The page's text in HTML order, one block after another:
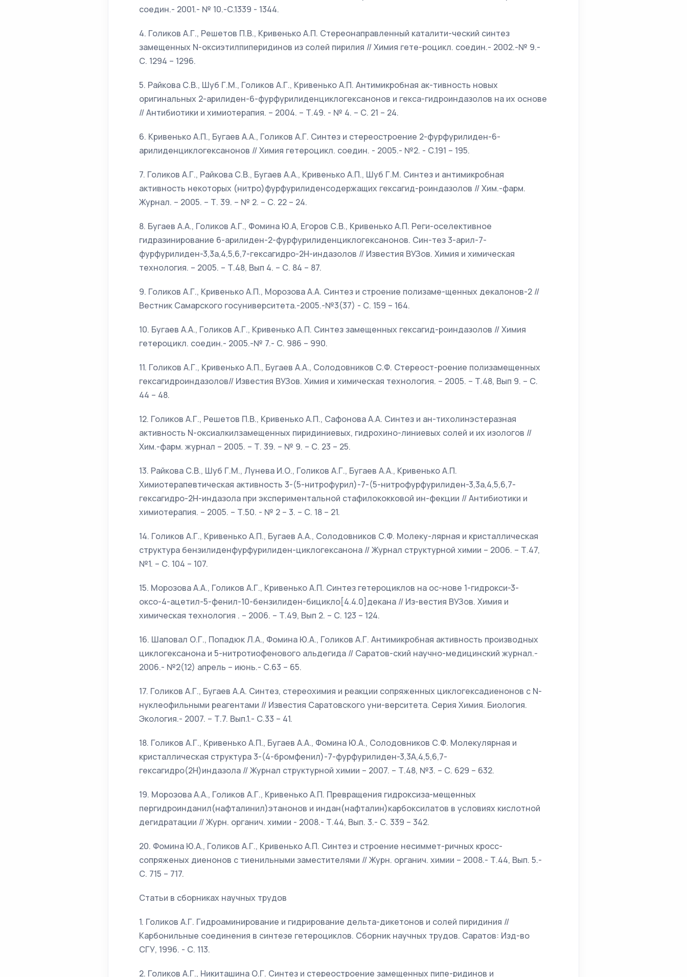
соедин.- 2001.- № 10.-С.1339 - 1344.
4. Голиков А.Г., Решетов П.В., Кривенько А.П. Стереонаправленный каталити-ческий синтез
замещенных N-оксиэтилпиперидинов из солей пирилия // Химия гете-роцикл. соедин.- 2002.-№ 9.-
С. 1294 – 1296.
5. Райкова С.В., Шуб Г.М., Голиков А.Г., Кривенько А.П. Антимикробная ак-тивность новых
оригинальных 2-арилиден-6-фурфурилиденциклогексанонов и гекса-гидроиндазолов на их основе
// Антибиотики и химиотерапия. – 2004. – Т.49. - № 4. – С. 21 – 24.
6. Кривенько А.П., Бугаев А.А., Голиков А.Г. Синтез и стереостроение 2-фурфурилиден-6-
арилиденциклогексанонов // Химия гетероцикл. соедин. - 2005.- №2. - С.191 – 195.
7. Голиков А.Г., Райкова С.В., Бугаев А.А., Кривенько А.П., Шуб Г.М. Синтез и антимикробная
активность некоторых (нитро)фурфурилиденсодержащих гексагид-роиндазолов // Хим.-фарм.
Журнал. – 2005. – Т. 39. – № 2. – С. 22 – 24.
8. Бугаев А.А., Голиков А.Г., Фомина Ю.А, Егоров С.В., Кривенько А.П. Реги-оселективное
гидразинирование 6-арилиден-2-фурфурилиденциклогексанонов. Син-тез 3-арил-7-
фурфурилиден-3,3а,4,5,6,7-гексагидро-2Н-индазолов // Известия ВУЗов. Химия и химическая
технология. – 2005. – Т.48, Вып 4. – С. 84 – 87.
9. Голиков А.Г., Кривенько А.П., Морозова А.А. Синтез и строение полизаме-щенных декалонов-2 //
Вестник Самарского госуниверситета.-2005.-№3(37) - С. 159 – 164.
10. Бугаев А.А., Голиков А.Г., Кривенько А.П. Синтез замещенных гексагид-роиндазолов // Химия
гетероцикл. соедин.- 2005.-№ 7.- С. 986 – 990.
11. Голиков А.Г., Кривенько А.П., Бугаев А.А., Солодовников С.Ф. Стереост-роение полизамещенных
гексагидроиндазолов// Известия ВУЗов. Химия и химическая технология. – 2005. – Т.48, Вып 9. – С.
44 – 48.
12. Голиков А.Г., Решетов П.В., Кривенько А.П., Сафонова А.А. Синтез и ан-тихолинэстеразная
активность N-оксиалкилзамещенных пиридиниевых, гидрохино-линиевых солей и их изологов //
Хим.-фарм. журнал – 2005. – Т. 39. – № 9. – С. 23 – 25.
13. Райкова С.В., Шуб Г.М., Лунева И.О., Голиков А.Г., Бугаев А.А., Кривенько А.П.
Химиотерапевтическая активность 3-(5-нитрофурил)-7-(5-нитрофурфурилиден-3,3а,4,5,6,7-
гексагидро-2Н-индазола при экспериментальной стафилококковой ин-фекции // Антибиотики и
химиотерапия. – 2005. – Т.50. - № 2 – 3. – С. 18 – 21.
14. Голиков А.Г., Кривенько А.П., Бугаев А.А., Солодовников С.Ф. Молеку-лярная и кристаллическая
структура бензилиденфурфурилиден-циклогексанона // Журнал структурной химии – 2006. – Т.47,
№1. – С. 104 – 107.
15. Морозова А.А., Голиков А.Г., Кривенько А.П. Cинтез гетероциклов на ос-нове 1-гидрокси-3-
оксо-4-ацетил-5-фенил-10-бензилиден-бицикло[4.4.0]декана // Из-вестия ВУЗов. Химия и
химическая технология . – 2006. – Т.49, Вып 2. – С. 123 – 124.
16. Шаповал О.Г., Попадюк Л.А., Фомина Ю.А., Голиков А.Г. Антимикробная активность производных
циклогексанона и 5-нитротиофенового альдегида // Саратов-ский научно-медицинский журнал.-
2006.- №2(12) апрель – июнь.- С.63 – 65.
17. Голиков А.Г., Бугаев А.А. Синтез, стереохимия и реакции сопряженных циклогексадиенонов с N-
нуклеофильными реагентами // Известия Саратовского уни-верситета. Серия Химия. Биология.
Экология.- 2007. – Т.7. Вып.1.- С.33 – 41.
18. Голиков А.Г., Кривенько А.П., Бугаев А.А., Фомина Ю.А., Солодовников С.Ф. Молекулярная и
кристаллическая структура 3-(4-бромфенил)-7-фурфурилиден-3,3А,4,5,6,7-
гексагидро(2Н)индазола // Журнал структурной химии – 2007. – Т.48, №3. – С. 629 – 632.
19. Морозова А.А., Голиков А.Г., Кривенько А.П. Превращения гидроксиза-мещенных
пергидроинданил(нафталинил)этанонов и индан(нафталин)карбоксилатов в условиях кислотной
дегидратации // Журн. органич. химии - 2008.- Т.44, Вып. 3.- С. 339 – 342.
20. Фомина Ю.А., Голиков А.Г., Кривенько А.П. Синтез и строение несиммет-ричных кросс-
сопряженых диенонов с тиенильными заместителями // Журн. органич. химии – 2008.- Т.44, Вып. 5.-
С. 715 – 717.
Статьи в сборниках научных трудов
1. Голиков А.Г. Гидроаминирование и гидрирование дельта-дикетонов и солей пиридиния //
Карбонильные соединения в синтезе гетероциклов. Сборник научных трудов. Саратов: Изд-во
СГУ, 1996. - С. 113.
2. Голиков А.Г., Никиташина О.Г. Синтез и стереостроение замещенных пипе-ридинов и